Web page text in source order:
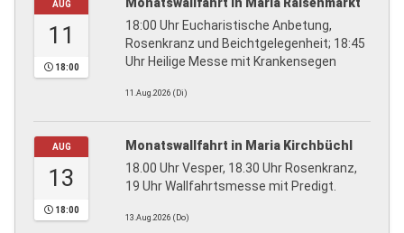
AUG
11
18:00
Monatswallfahrt in Maria Raisenmarkt
18:00 Uhr Eucharistische Anbetung,
Rosenkranz und Beichtgelegenheit; 18:45
Uhr Heilige Messe mit Krankensegen
11.Aug.2026 (Di)
AUG
13
18:00
Monatswallfahrt in Maria Kirchbüchl
18.00 Uhr Vesper, 18.30 Uhr Rosenkranz,
19 Uhr Wallfahrtsmesse mit Predigt.
13.Aug.2026 (Do)